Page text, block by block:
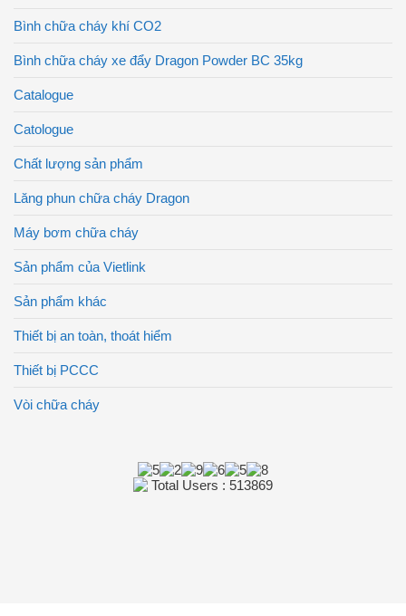
Bình chữa cháy khí CO2
Bình chữa cháy xe đẩy Dragon Powder BC 35kg
Catalogue
Catologue
Chất lượng sản phẩm
Lăng phun chữa cháy Dragon
Máy bơm chữa cháy
Sản phẩm của Vietlink
Sản phẩm khác
Thiết bị an toàn, thoát hiểm
Thiết bị PCCC
Vòi chữa cháy
Total Users : 513869